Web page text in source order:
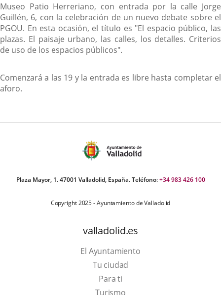
Museo Patio Herreriano, con entrada por la calle Jorge
Guillén, 6, con la celebración de un nuevo debate sobre el
PGOU. En esta ocasión, el título es "El espacio público, las
plazas. El paisaje urbano, las calles, los detalles. Criterios
de uso de los espacios públicos".
Comenzará a las 19 y la entrada es libre hasta completar el
aforo.
Plaza Mayor, 1. 47001 Valladolid, España. Teléfono:+34 983 426 100
Copyright 2025 - Ayuntamiento de Valladolid
valladolid.es
El Ayuntamiento
Tu ciudad
Para ti
TurismoThis